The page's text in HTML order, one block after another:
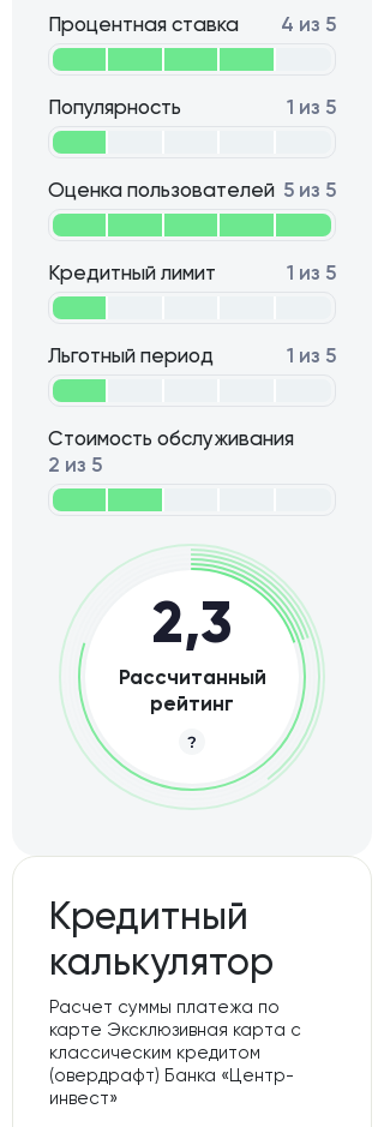
Кредитный лимит 1 из 5
Льготный период 1 из 5
Стоимость обслуживания
2 из 5
Процентная ставка 4 из 5
Популярность 1 из 5
Оценка пользователей 5 из 5
2,3
Рассчитанный
рейтинг
Кредитный
калькулятор
Расчет суммы платежа по
карте Эксклюзивная карта с
классическим кредитом
(овердрафт) Банка «Центр-
инвест»